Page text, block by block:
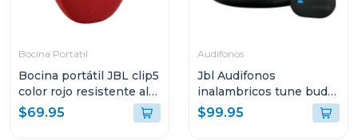
Bocina Portatil
Bocina portátil JBL clip5
color rojo resistente al
agua y polvo
$69.95
Audifonos
Jbl Audifonos
inalambricos tune buds
2 bluetooth negro ghost
tbuds2
$99.95